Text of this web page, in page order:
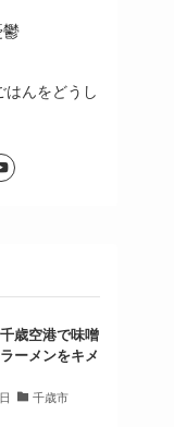
んをどうし
歳空港で味噌
ーメンをキメ
千歳市